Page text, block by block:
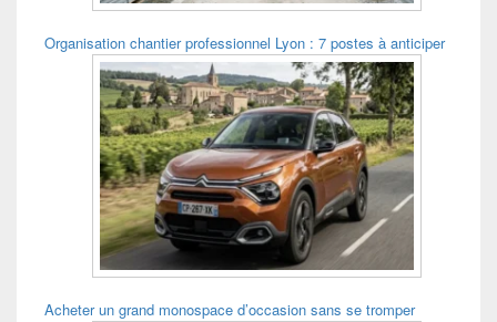
Organisation chantier professionnel Lyon : 7 postes à anticiper
Acheter un grand monospace d’occasion sans se tromper